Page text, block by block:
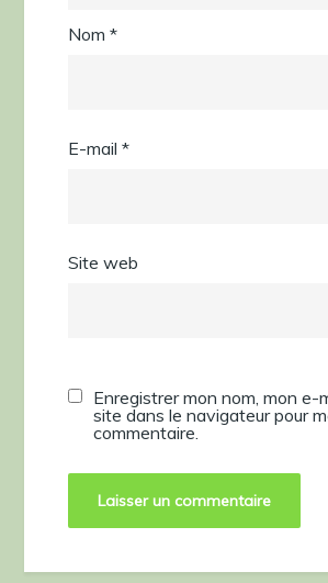
Nom*
E-mail*
Site web
Enregistrer mon nom, mon e-
site dans le navigateur pour
commentaire.